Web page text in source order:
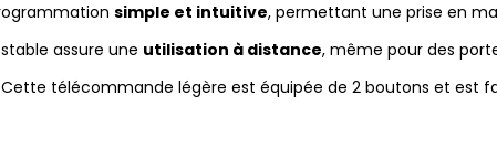
simple et intuitive, permettant une prise en
assure une utilisation à distance, même pour des
Cette télécommande légère est équipée de 2 boutons et est